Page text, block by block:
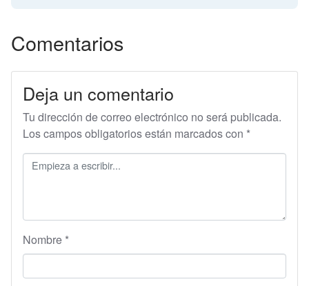
Comentarios
Deja un comentario
Tu dirección de correo electrónico no será publicada.
Los campos obligatorios están marcados con *
Nombre *